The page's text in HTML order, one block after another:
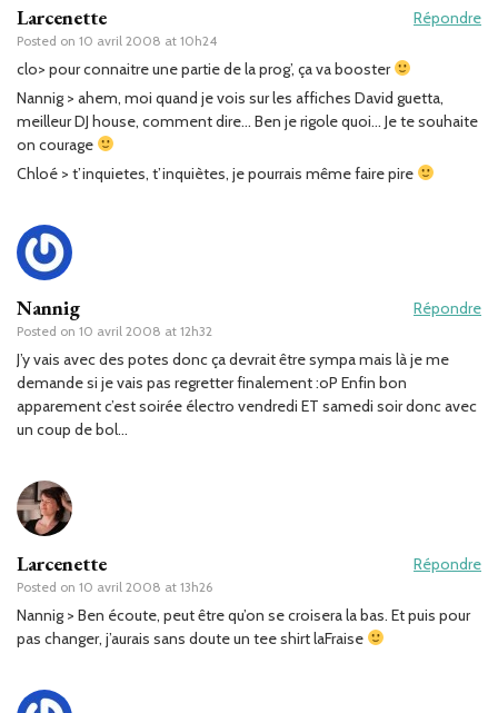
Larcenette
Posted on 10 avril 2008 at 10h24
Répondre
clo> pour connaitre une partie de la prog’, ça va booster
Nannig > ahem, moi quand je vois sur les affiches David guetta,
meilleur DJ house, comment dire… Ben je rigole quoi… Je te souhaite
on courage
Chloé > t’inquietes, t’inquiètes, je pourrais même faire pire
Nannig
Posted on 10 avril 2008 at 12h32
Répondre
J’y vais avec des potes donc ça devrait être sympa mais là je me
demande si je vais pas regretter finalement :oP Enfin bon
apparement c’est soirée électro vendredi ET samedi soir donc avec
un coup de bol…
Larcenette
Posted on 10 avril 2008 at 13h26
Répondre
Nannig > Ben écoute, peut être qu’on se croisera la bas. Et puis pour
pas changer, j’aurais sans doute un tee shirt laFraise